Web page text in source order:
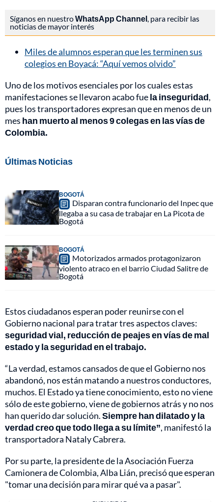
Síganos en nuestroWhatsApp Channel , para recibir las
noticias de mayor interés
Miles de alumnos esperan que les terminen sus
colegios en Boyacá: “Aquí vemos olvido”
Uno de los motivos esenciales por los cuales estas
manifestaciones se llevaron acabo fuela inseguridad,
pues los transportadores expresan que en menos de un
mes han muerto al menos 9 colegas en las vías de
Colombia.
Últimas Noticias
BOGOTÁ
Disparan contra funcionario del Inpec que
llegaba a su casa de trabajar en La Picota de
Bogotá
BOGOTÁ
Motorizados armados protagonizaron
violento atraco en el barrio Ciudad Salitre de
Bogotá
Estos ciudadanos esperan poder reunirse con el
Gobierno nacional para tratar tres aspectos claves:
seguridad vial, reducción de peajes en vías de mal
estado y la seguridad en el trabajo.
“La verdad, estamos cansados de que el Gobierno nos
abandonó, nos están matando a nuestros conductores,
muchos. El Estado ya tiene conocimiento, esto no viene
sólo de este gobierno, viene de gobiernos atrás y no nos
han querido dar solución.Siempre han dilatado y la
verdad creo que todo llega a su límite”, manifestó la
transportadora Nataly Cabrera.
Por su parte, la presidente de la Asociación Fuerza
Camionera de Colombia, Alba Lián, precisó que esperan
"tomar una decisión para mirar qué va a pasar".